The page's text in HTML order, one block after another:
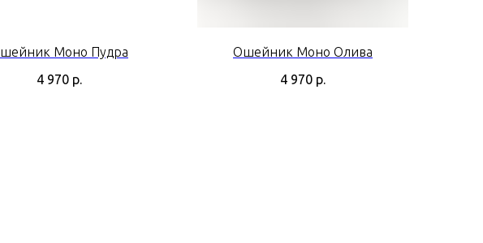
Моно Пудра
4 970 р.
Ошейник Моно Олива
4 970 р.